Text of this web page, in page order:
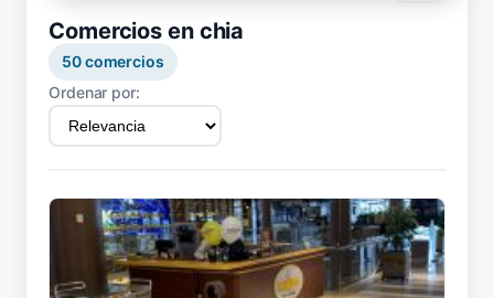
Comercios en chia
50comercios
Ordenar por: